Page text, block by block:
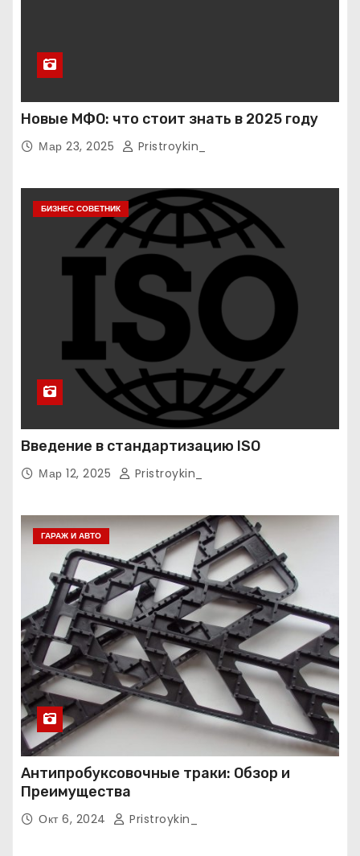
Новые МФО: что стоит знать в 2025 году
Мар 23, 2025 Pristroykin_
БИЗНЕС СОВЕТНИК
Введение в стандартизацию ISO
Мар 12, 2025 Pristroykin_
ГАРАЖ И АВТО
Антипробуксовочные траки: Обзор и
Преимущества
Окт 6, 2024 Pristroykin_